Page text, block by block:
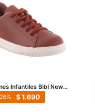
Infantiles Bibi New
Caramelo - Azul
$ 1.690
26